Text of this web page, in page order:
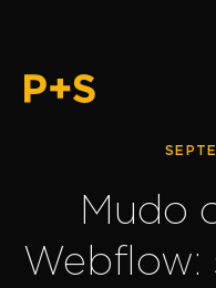
Mudo
Webflow: